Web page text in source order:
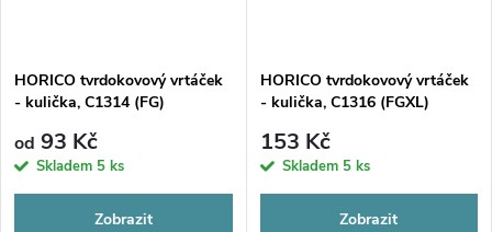
HORICO tvrdokovový vrtáček
- kulička, C1314 (FG)
od 93 Kč
Skladem 5 ks
Zobrazit
HORICO tvrdokovový vrtáček
- kulička, C1316 (FGXL)
153 Kč
Skladem 5 ks
Zobrazit